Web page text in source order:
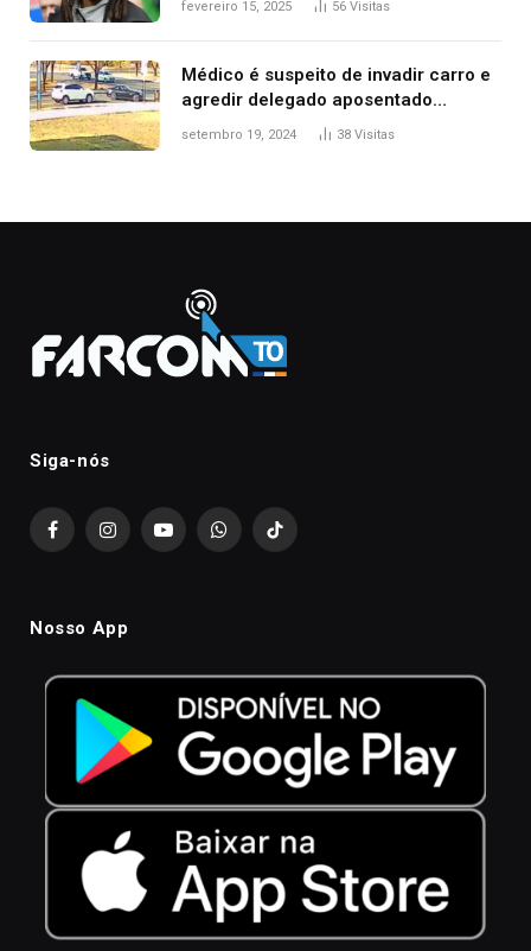
fevereiro 15, 2025 56 Visitas
Médico é suspeito de invadir carro e
agredir delegado aposentado
durante confusão no trânsito
setembro 19, 2024 38 Visitas
Siga-nós
FacebookInstagramYouTubeWhatsAppTikTok
Nosso App